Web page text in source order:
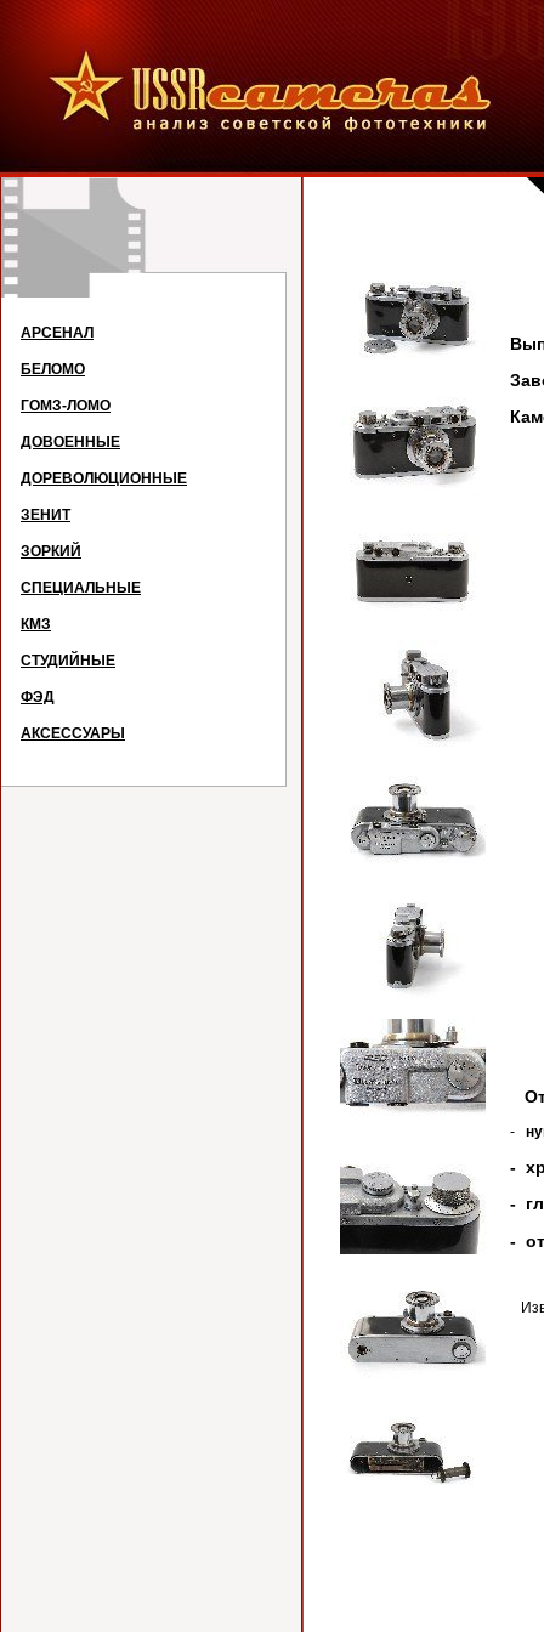
АРСЕНАЛ
БЕЛОМО
ГОМЗ-ЛОМО
ДОВОЕННЫЕ
ДОРЕВОЛЮЦИОННЫЕ
ЗЕНИТ
ЗОРКИЙ
СПЕЦИАЛЬНЫЕ
КМЗ
СТУДИЙНЫЕ
ФЭД
АКСЕССУАРЫ
-
-
-
-